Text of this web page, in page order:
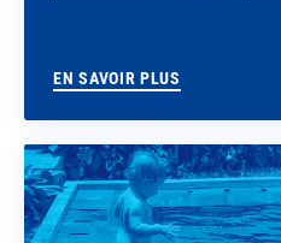
EN SAVOIR PLUS